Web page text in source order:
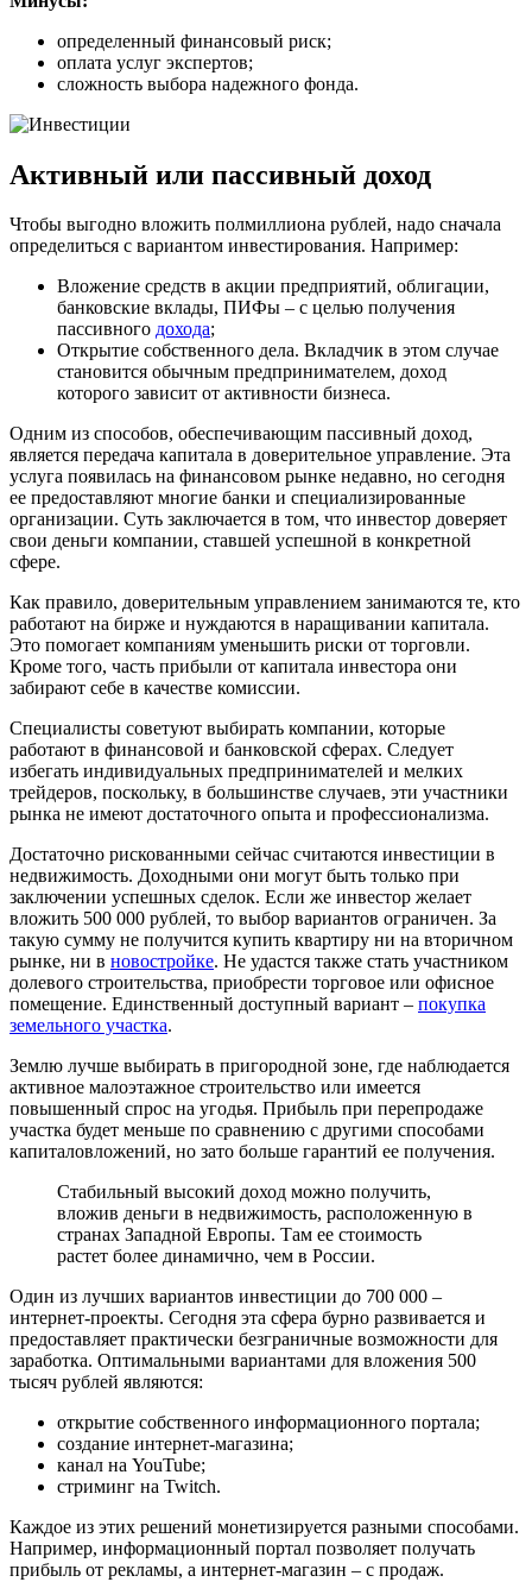
определенный финансовый риск;
оплата услуг экспертов;
сложность выбора надежного фонда.
Активный или пассивный доход
Чтобы выгодно вложить полмиллиона рублей, надо сначала
определиться с вариантом инвестирования. Например:
Вложение средств в акции предприятий, облигации,
банковские вклады, ПИФы – с целью получения
пассивного дохода;
Открытие собственного дела. Вкладчик в этом случае
становится обычным предпринимателем, доход
которого зависит от активности бизнеса.
Одним из способов, обеспечивающим пассивный доход,
является передача капитала в доверительное управление. Эта
услуга появилась на финансовом рынке недавно, но сегодня
ее предоставляют многие банки и специализированные
организации. Суть заключается в том, что инвестор доверяет
свои деньги компании, ставшей успешной в конкретной
сфере.
Как правило, доверительным управлением занимаются те, кто
работают на бирже и нуждаются в наращивании капитала.
Это помогает компаниям уменьшить риски от торговли.
Кроме того, часть прибыли от капитала инвестора они
забирают себе в качестве комиссии.
Специалисты советуют выбирать компании, которые
работают в финансовой и банковской сферах. Следует
избегать индивидуальных предпринимателей и мелких
трейдеров, поскольку, в большинстве случаев, эти участники
рынка не имеют достаточного опыта и профессионализма.
Достаточно рискованными сейчас считаются инвестиции в
недвижимость. Доходными они могут быть только при
заключении успешных сделок. Если же инвестор желает
вложить 500 000 рублей, то выбор вариантов ограничен. За
такую сумму не получится купить квартиру ни на вторичном
рынке, ни в новостройке. Не удастся также стать участником
долевого строительства, приобрести торговое или офисное
помещение. Единственный доступный вариант – покупка
земельного участка.
Землю лучше выбирать в пригородной зоне, где наблюдается
активное малоэтажное строительство или имеется
повышенный спрос на угодья. Прибыль при перепродаже
участка будет меньше по сравнению с другими способами
капиталовложений, но зато больше гарантий ее получения.
Стабильный высокий доход можно получить,
вложив деньги в недвижимость, расположенную в
странах Западной Европы. Там ее стоимость
растет более динамично, чем в России.
Один из лучших вариантов инвестиции до 700 000 –
интернет-проекты. Сегодня эта сфера бурно развивается и
предоставляет практически безграничные возможности для
заработка. Оптимальными вариантами для вложения 500
тысяч рублей являются:
открытие собственного информационного портала;
создание интернет-магазина;
канал на YouTube;
стриминг на Twitch.
Каждое из этих решений монетизируется разными способами.
Например, информационный портал позволяет получать
прибыль от рекламы, а интернет-магазин – с продаж.